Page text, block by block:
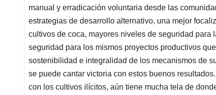
manual y erradicación voluntaria desde las
estrategias de desarrollo alternativo, una mejor
cultivos de coca, mayores niveles de seguridad
seguridad para los mismos proyectos productivos
sostenibilidad e integralidad de los mecanismos de
se puede cantar victoria con estos buenos
con los cultivos ilícitos, aún tiene mucha tela de